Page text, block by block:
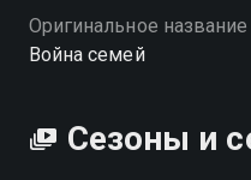
Оригинальное название
Война семей
Сезоны и